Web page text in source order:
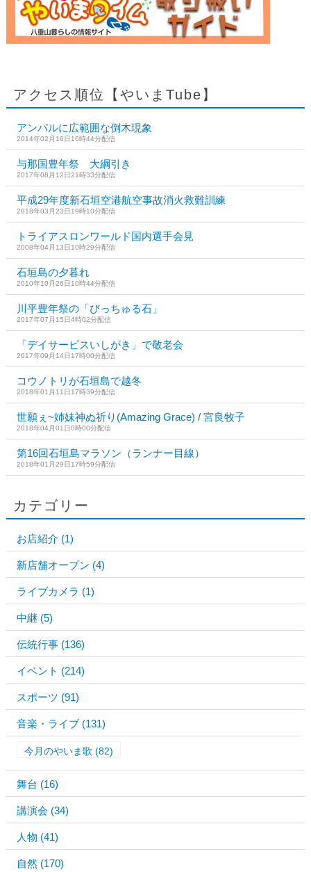
アクセス順位【やいまTube】
アンパルに広範囲な倒木現象
2014年02月16日16時44分配信
与那国豊年祭 大綱引き
2017年08月12日21時33分配信
平成29年度新石垣空港航空事故消火救難訓練
2018年03月23日19時10分配信
トライアスロンワールド国内選手会見
2008年04月13日10時29分配信
石垣島の夕暮れ
2010年10月26日10時44分配信
川平豊年祭の「びっちゅる石」
2017年07月15日4時02分配信
「デイサービスいしがき」で敬老会
2017年09月14日17時00分配信
コウノトリが石垣島で越冬
2018年01月11日17時39分配信
世願ぇ~姉妹神ぬ祈り(Amazing Grace) / 宮良牧子
2018年04月01日0時00分配信
第16回石垣島マラソン（ランナー目線）
2018年01月29日17時59分配信
カテゴリー
お店紹介 (1)
新店舗オープン (4)
ライブカメラ (1)
中継 (5)
伝統行事 (136)
イベント (214)
スポーツ (91)
音楽・ライブ (131)
今月のやいま歌 (82)
舞台 (16)
講演会 (34)
人物 (41)
自然 (170)